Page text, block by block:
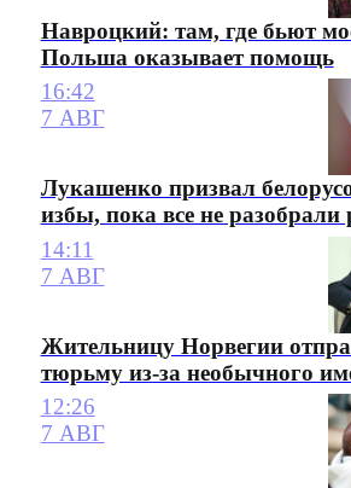
Навроцкий: там, где бьют
Польша оказывает помощь
16:42
7 АВГ
Лукашенко призвал
избы, пока все не разобрали
14:11
7 АВГ
Жительницу Норвегии
тюрьму из-за необычного
12:26
7 АВГ